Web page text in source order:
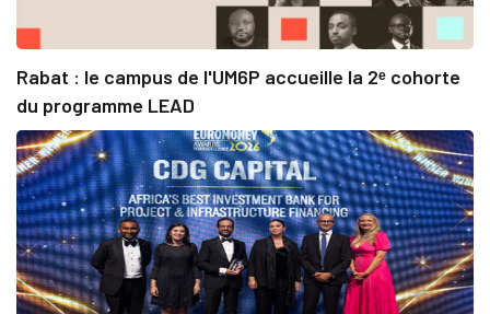
Rabat : le campus de l'UM6P accueille la 2ᵉ cohorte
du programme LEAD